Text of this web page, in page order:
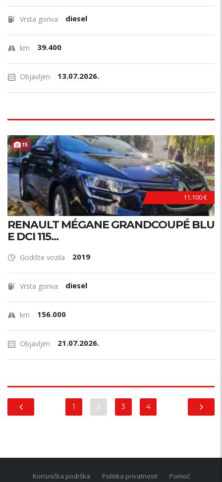
Vrsta goriva diesel
km 39.400
Objavljen 13.07.2026.
15
11.100 €
RENAULT MÉGANE GRANDCOUPÉ BLU
E DCI 115...
Godište vozila 2019
Vrsta goriva diesel
km 156.000
Objavljen 21.07.2026.
1 2 3 4
Korisnička podrška Politika privatnosti Pomoć